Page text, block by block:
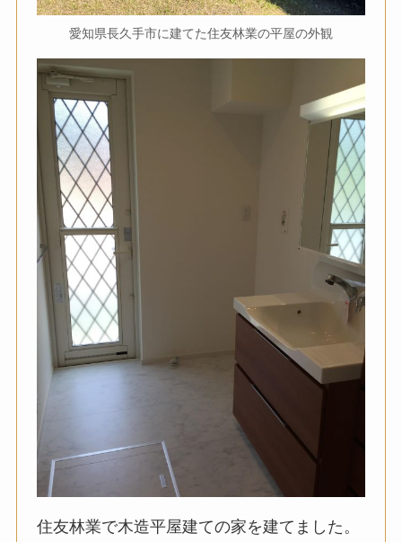
愛知県長久手市に建てた住友林業の平屋の外観
住友林業で木造平屋建ての家を建てました。